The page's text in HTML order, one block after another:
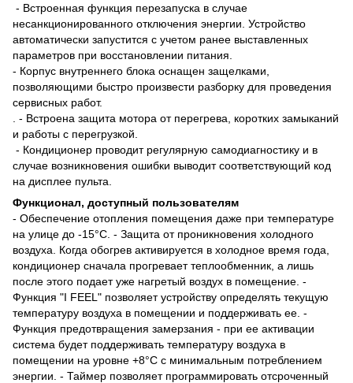
- Встроенная функция перезапуска в случае
несанкционированного отключения энергии. Устройство
автоматически запустится с учетом ранее выставленных
параметров при восстановлении питания.
- Корпус внутреннего блока оснащен защелками,
позволяющими быстро произвести разборку для проведения
сервисных работ.
. - Встроена защита мотора от перегрева, коротких замыканий
и работы с перегрузкой.
- Кондиционер проводит регулярную самодиагностику и в
случае возникновения ошибки выводит соответствующий код
на дисплее пульта.
Функционал, доступный пользователям
- Обеспечение отопления помещения даже при температуре
на улице до -15°C. - Защита от проникновения холодного
воздуха. Когда обогрев активируется в холодное время года,
кондиционер сначала прогревает теплообменник, а лишь
после этого подает уже нагретый воздух в помещение. -
Функция "I FEEL" позволяет устройству определять текущую
температуру воздуха в помещении и поддерживать ее. -
Функция предотвращения замерзания - при ее активации
система будет поддерживать температуру воздуха в
помещении на уровне +8°C с минимальным потреблением
энергии. - Таймер позволяет программировать отсроченный